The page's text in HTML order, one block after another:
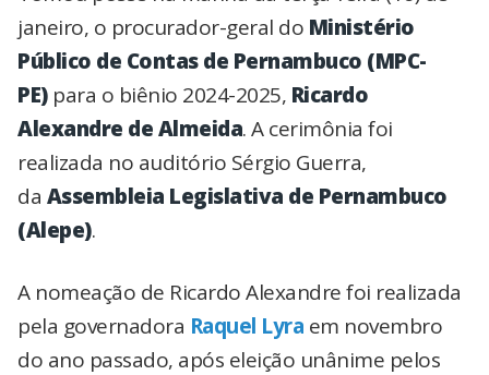
janeiro, o procurador-geral do Ministério
Público de Contas de Pernambuco (MPC-
PE)para o biênio 2024-2025, Ricardo
Alexandre de Almeida. A cerimônia foi
realizada no auditório Sérgio Guerra,
da Assembleia Legislativa de Pernambuco
(Alepe).
A nomeação de Ricardo Alexandre foi realizada
pela governadora Raquel Lyra em novembro
do ano passado, após eleição unânime pelos